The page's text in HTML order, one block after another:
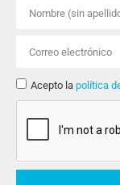
Acepto la política